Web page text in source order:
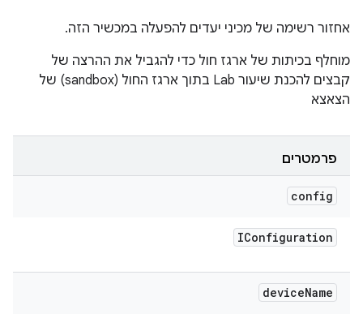
אחזור רשימה של מכיני יעדים להפעלה במכשיר הזה.
מוחלף בכיתות של ארגז חול כדי להגביל את ההרצה של
קבצים להכנת שיעור Lab בתוך ארגז החול (sandbox) של
הצאצא
פרמטרים
config
IConfiguration
deviceName